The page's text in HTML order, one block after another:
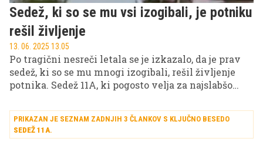
Sedež, ki so se mu vsi izogibali, je potniku
rešil življenje
13. 06. 2025 13.05
Po tragični nesreči letala se je izkazalo, da je prav
sedež, ki so se mu mnogi izogibali, rešil življenje
potnika. Sedež 11A, ki pogosto velja za najslabšo
nepraktičnosti, je preživelega ohranil pri življenju,
medtem ko je nesreča zahtevala več sto žrtev.
PRIKAZAN JE SEZNAM ZADNJIH 3 ČLANKOV S KLJUČNO BESEDO
SEDEŽ 11A.